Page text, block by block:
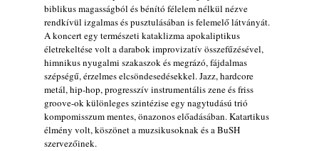
biblikus magasságból és bénító félelem nélkül nézve
rendkívül izgalmas és pusztulásában is felemelő látványát.
A koncert egy természeti kataklizma apokaliptikus
életrekeltése volt a darabok improvizatív összefűzésével,
himnikus nyugalmi szakaszok és megrázó, fájdalmas
szépségű, érzelmes elcsöndesedésekkel. Jazz, hardcore
metál, hip-hop, progresszív instrumentális zene és friss
groove-ok különleges szintézise egy nagytudású trió
kompomisszum mentes, önazonos előadásában. Katartikus
élmény volt, köszönet a muzsikusoknak és a BuSH
szervezőinek.